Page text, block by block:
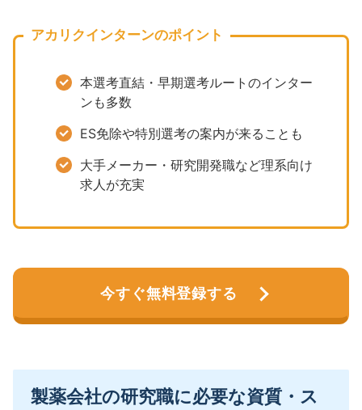
アカリクインターンのポイント
本選考直結・早期選考ルートのインター
ンも多数
ES免除や特別選考の案内が来ることも
大手メーカー・研究開発職など理系向け
求人が充実
今すぐ無料登録する
製薬会社の研究職に必要な資質・ス